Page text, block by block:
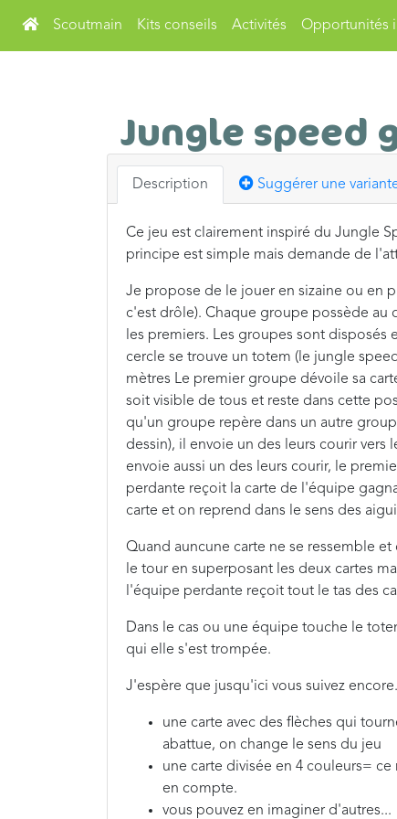
Scoutmain Kits conseils Activités Opportunités
Jungle speed
Description Suggérer une
Ce jeu est clairement inspiré du Jungle
principe est simple mais demande de
Je propose de le jouer en sizaine ou en
c'est drôle). Chaque groupe possède
les premiers. Les groupes sont
cercle se trouve un totem (le jungle
mètres Le premier groupe dévoile sa
soit visible de tous et reste dans cette
qu'un groupe repère dans un autre
dessin), il envoie un des leurs courir
envoie aussi un des leurs courir, le
perdante reçoit la carte de l'équipe
carte et on reprend dans le sens des
Quand auncune carte ne se ressemble
le tour en superposant les deux cartes
l'équipe perdante reçoit tout le tas des
Dans le cas ou une équipe touche le
qui elle s'est trompée.
J'espère que jusqu'ici vous suivez
une carte avec des flèches qui
abattue, on change le sens du jeu
une carte divisée en 4 couleurs=
en compte.
vous pouvez en imaginer d'autres...